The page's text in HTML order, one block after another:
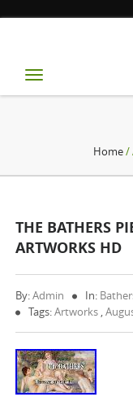
Toggle
Home/
THE BATHERS
ARTWORKS HD
By:Admin In:
Tags:Artworks ,